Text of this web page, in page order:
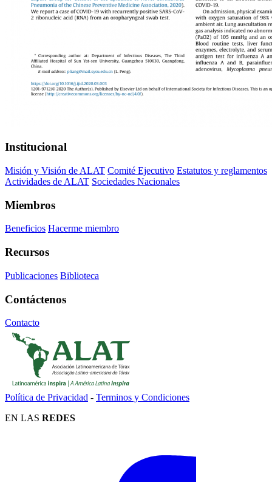
Institucional
Misión y Visión de ALAT Comité Ejecutivo Estatutos y reglamentos
Actividades de ALAT Sociedades Nacionales
Miembros
Beneficios Hacerme miembro
Recursos
Publicaciones Biblioteca
Contáctenos
Contacto
Política de Privacidad - Terminos y Condiciones
EN LAS REDES